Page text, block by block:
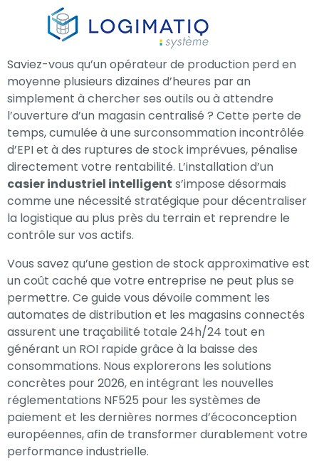
Saviez-vous qu’un opérateur de production perd en
moyenne plusieurs dizaines d’heures par an
simplement à chercher ses outils ou à attendre
l’ouverture d’un magasin centralisé ? Cette perte de
temps, cumulée à une surconsommation incontrôlée
d’EPI et à des ruptures de stock imprévues, pénalise
directement votre rentabilité. L’installation d’un
casier industriel intelligent s’impose désormais
comme une nécessité stratégique pour décentraliser
la logistique au plus près du terrain et reprendre le
contrôle sur vos actifs.
Vous savez qu’une gestion de stock approximative est
un coût caché que votre entreprise ne peut plus se
permettre. Ce guide vous dévoile comment les
automates de distribution et les magasins connectés
assurent une traçabilité totale 24h/24 tout en
générant un ROI rapide grâce à la baisse des
consommations. Nous explorerons les solutions
concrètes pour 2026, en intégrant les nouvelles
réglementations NF525 pour les systèmes de
paiement et les dernières normes d’écoconception
européennes, afin de transformer durablement votre
performance industrielle.